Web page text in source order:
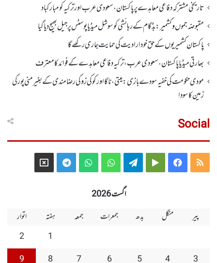
تاریخی مشترکہ دفاعی معاہدے پر پاکستان، سعودی عرب اور ترکیہ کومبارکباد
مقبوضہ جموں وکشمیر:بڈگام کے رہائشی کو سوشل میڈیا پوسٹس پر جیل بھیج دیا گیا
پاکستان کشمیریوں کے حق خودارادیت کی حمایت جاری رکھے گا
بھارتی میڈیا پاکستان، سعودی عرب، ترکیہ دفاعی معاہدے کے فوائد کا معترف
مودی حکومت کی خفیہ سودے بازی: میتی، ناگا اور کوکی زو کی رضامندی کے بغیر منی پور کی
زمین کا سودا
Social
RSS
Facebook
Google
Telegram
WhatsApp
WhatsApp
Telegram
X
اگست 2026
پیر
منگل بدھ جمعرات جمعہ ہفتہ
اتوار
1
2
3
4
5
6
7
8
9